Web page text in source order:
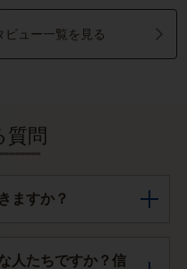
ビュー一覧を見る
質問
ますか？
人たちですか？信